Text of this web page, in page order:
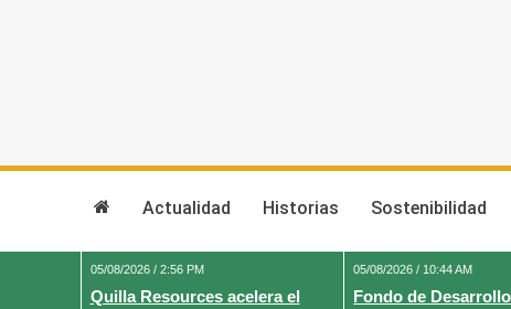
Actualidad Historias Sostenibilidad
05/08/2026 / 2:56 PM
Quilla Resources acelera el
05/08/2026 / 10:44 AM
Fondo de